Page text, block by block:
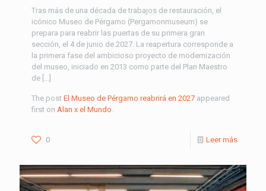
Tras más de una década de trabajos de restauración, el
icónico Museo de Pérgamo (Pergamonmuseum) se
prepara para reabrir las puertas de su primera gran
sección, el 4 de junio de 2027. La reapertura corresponde a
la primera fase del ambicioso proyecto de modernización
del museo, iniciado en 2013 como parte del Plan Maestro
de […]
The post El Museo de Pérgamo reabrirá en 2027 appeared
first on Alan x el Mundo.
0 Leer más